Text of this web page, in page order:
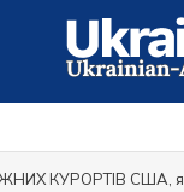
КУРОРТІВ США, які